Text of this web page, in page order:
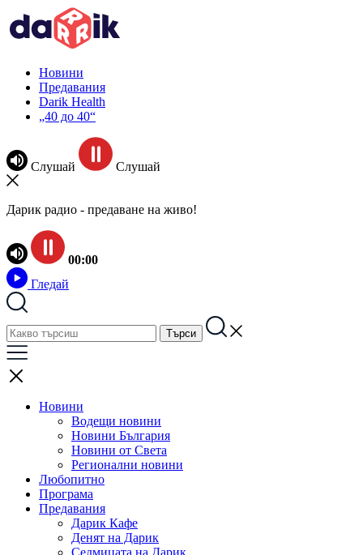
Новини
Предавания
Darik Health
„40 до 40“
Слушай Слушай
Дарик радио - предаване на живо!
00:00
Гледай
Новини
Водещи новини
Новини България
Новини от Света
Регионални новини
Любопитно
Програма
Предавания
Дарик Кафе
Денят на Дарик
Седмицата на Дарик